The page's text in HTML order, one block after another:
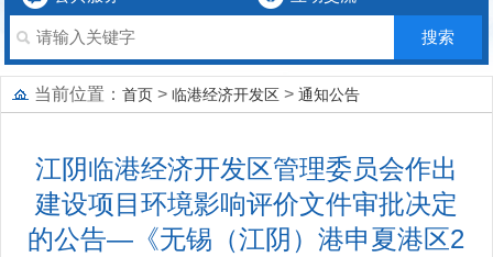
当前位置： 首页 > 临港经济开发区 > 通知公告
江阴临港经济开发区管理委员会作出
建设项目环境影响评价文件审批决定
的公告—《无锡（江阴）港申夏港区2